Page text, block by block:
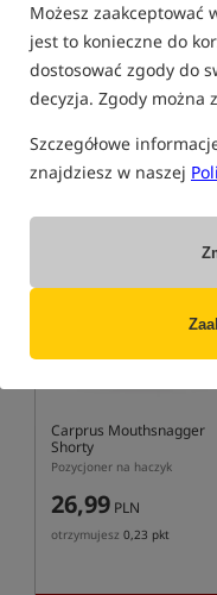
Możesz zaakceptować
jest to konieczne do
dostosować zgody do
decyzja. Zgody można
Szczegółowe
znajdziesz w naszej
Plecionka główna Carprus
208,99 PLN
otrzymujesz1,80 pkt
KUP
4,9
Carprus Mouthsnagger
Shorty
Pozycjoner na haczyk
26,99 PLN
otrzymujesz 0,23 pkt